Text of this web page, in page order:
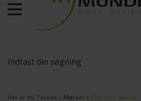
Her er du: Forside » Mærker » Charlotte Sparre